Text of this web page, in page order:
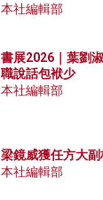
本社編輯部
書展2026｜葉劉
職說話包袱少
本社編輯部
梁鏡威獲任方大
本社編輯部